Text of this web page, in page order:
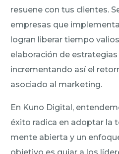
resuene con tus clientes.
empresas que
logran liberar tiempo
elaboración de
incrementando así el
asociado al marketing.
En Kuno Digital,
éxito radica en adoptar la
mente abierta y un
objetivo es guiar a los